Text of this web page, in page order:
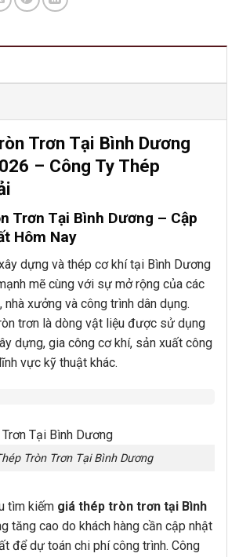
Trơn Tại Bình Dương
– Công Ty Thép
Trơn Tại Bình Dương – Cập
Hôm Nay
dựng và thép cơ khí tại Bình Dương
mẽ cùng với sự mở rộng của các
nhà xưởng và công trình dân dụng.
trơn là dòng vật liệu được sử dụng
dựng, gia công cơ khí, sản xuất công
vực kỹ thuật khác.
Tròn Trơn Tại Bình Dương
tìm kiếm giá thép tròn trơn tại Bình
tăng cao do khách hàng cần cập nhật
để dự toán chi phí công trình. Công